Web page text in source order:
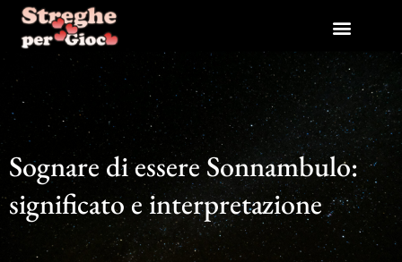
contenuto
Sognare di essere Sonnambulo:
significato e interpretazione